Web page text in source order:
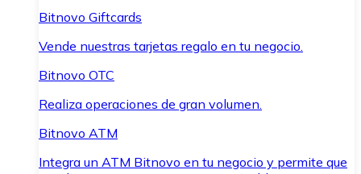
Bitnovo Giftcards
Vende nuestras tarjetas regalo en tu negocio.
Bitnovo OTC
Realiza operaciones de gran volumen.
Bitnovo ATM
Integra un ATM Bitnovo en tu negocio y permite que